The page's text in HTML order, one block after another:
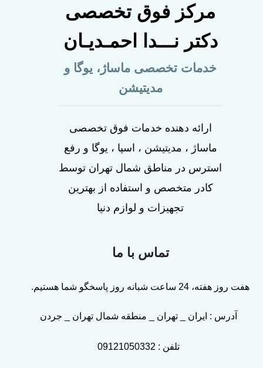
مرکز فوق تخصصی
دکتر نـــدا احمـدیـان
خدمات تخصصی ماساژ، یوگا و
مدیتیشن
ارائه دهنده خدمات فوق تخصصی
ماساژ ، مدیتیشن ، اسپا ، یوگا و رفع
استرس در مناطق شمال تهران توسط
کادر متخصص و استفاده از بهترین
تجهیزات و لوازم دنیا
تماس با ما
هفت روز هفته، 24 ساعت شبانه روز پاسخگو شما هستیم.
آدرس : ایران _ تهران _ منطقه شمال تهران _ جردن
تلفن : 09121050332